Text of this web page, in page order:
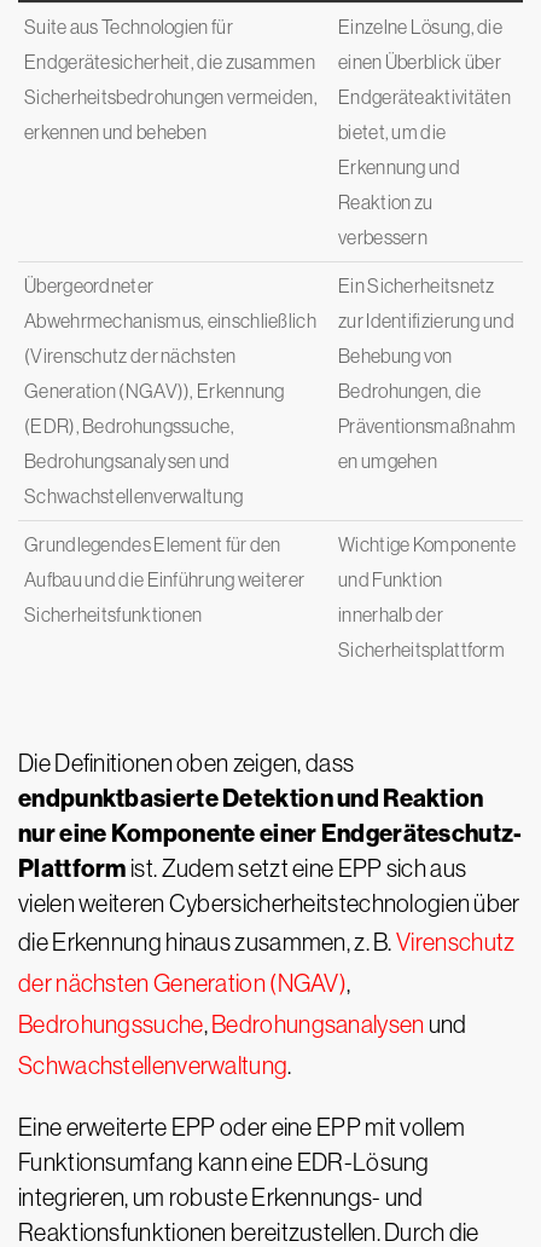
Suite aus Technologien für
Endgerätesicherheit, die zusammen
Sicherheitsbedrohungen vermeiden,
erkennen und beheben
Einzelne Lösung, die
einen Überblick über
Endgeräteaktivitäten
bietet, um die
Erkennung und
Reaktion zu
verbessern
Übergeordneter
Abwehrmechanismus, einschließlich
(Virenschutz der nächsten
Generation (NGAV)), Erkennung
(EDR), Bedrohungssuche,
Bedrohungsanalysen und
Schwachstellenverwaltung
Ein Sicherheitsnetz
zur Identifizierung und
Behebung von
Bedrohungen, die
Präventionsmaßnahm
en umgehen
Grundlegendes Element für den
Aufbau und die Einführung weiterer
Sicherheitsfunktionen
Wichtige Komponente
und Funktion
innerhalb der
Sicherheitsplattform
Die Definitionen oben zeigen, dass
endpunktbasierte Detektion und Reaktion
nur eine Komponente einer Endgeräteschutz-
Plattform ist. Zudem setzt eine EPP sich aus
vielen weiteren Cybersicherheitstechnologien über
die Erkennung hinaus zusammen, z. B.Virenschutz
der nächsten Generation (NGAV),
Bedrohungssuche, Bedrohungsanalysen und
Schwachstellenverwaltung.
Eine erweiterte EPP oder eine EPP mit vollem
Funktionsumfang kann eine EDR-Lösung
integrieren, um robuste Erkennungs- und
Reaktionsfunktionen bereitzustellen. Durch die